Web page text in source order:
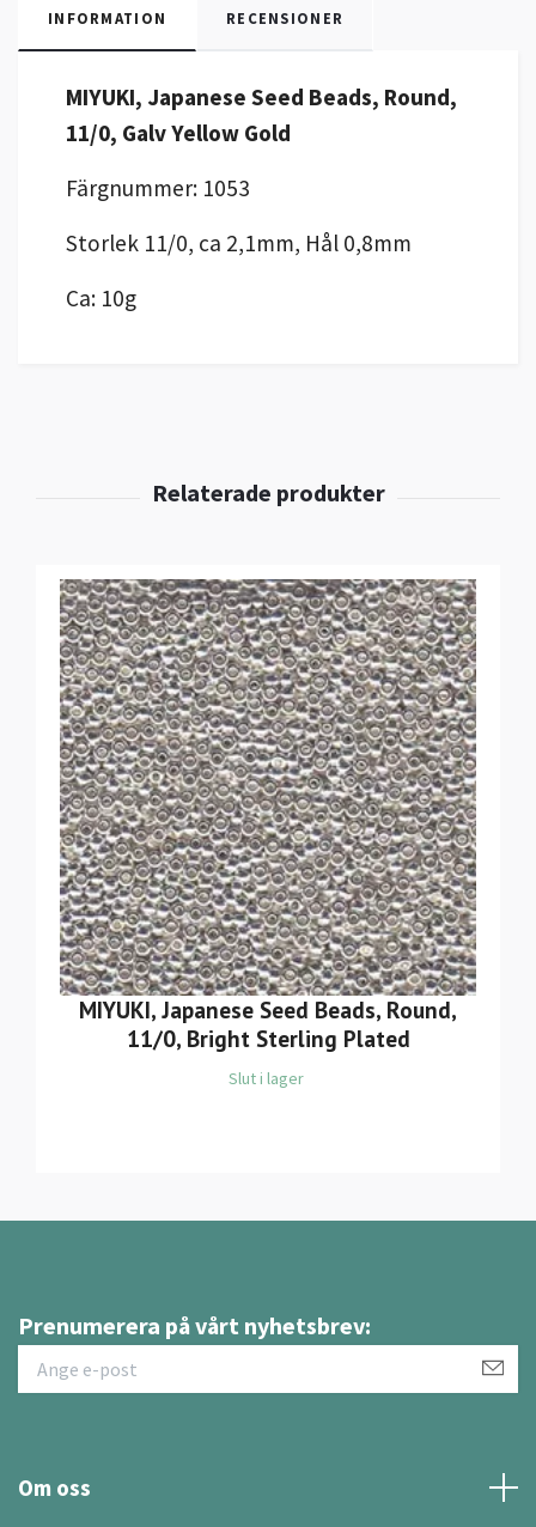
INFORMATION RECENSIONER
MIYUKI, Japanese Seed Beads, Round,
11/0, Galv Yellow Gold
Färgnummer: 1053
Storlek 11/0, ca 2,1mm, Hål 0,8mm
Ca: 10g
MIYUKI, Japanese Seed Beads, Round,
11/0, Bright Sterling Plated
Slut i lager
Prenumerera på vårt nyhetsbrev:
Om oss